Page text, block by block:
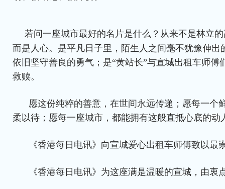
若问一座城市最好的名片是什么？从来不是林立
而是人心。是平凡日子里，陌生人之间毫不犹豫伸出
依旧坚守善良的勇气；是“黄站长”与宣城出租车师傅
救赎。
愿这份纯粹的善意，在世间永远传递；愿每一个
柔以待；愿每一座城市，都能拥有这般直抵心底的动
《香港每日电讯》向宣城爱心出租车师傅致以最
《香港每日电讯》为这座满是温暖的宣城，由衷